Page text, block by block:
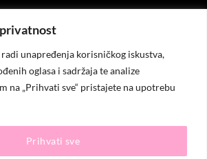
unapređenja korisničkog iskustva,
oglasa i sadržaja te analize
na „Prihvati sve“ pristajete na upotrebu
Prihvati sve